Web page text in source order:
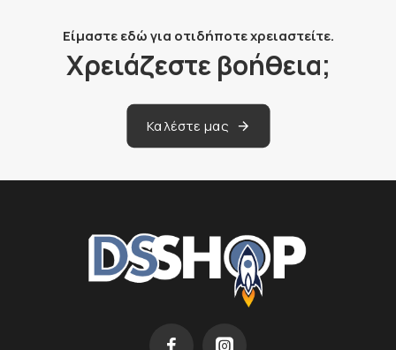
Είμαστε εδώ για οτιδήποτε χρειαστείτε.
Χρειάζεστε βοήθεια;
Καλέστε μας